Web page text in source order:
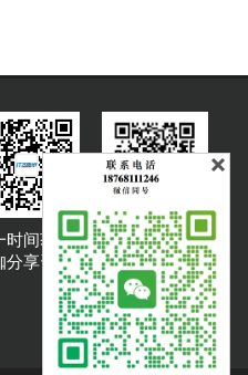
时间获取
分享资讯
大咖说吐槽客服